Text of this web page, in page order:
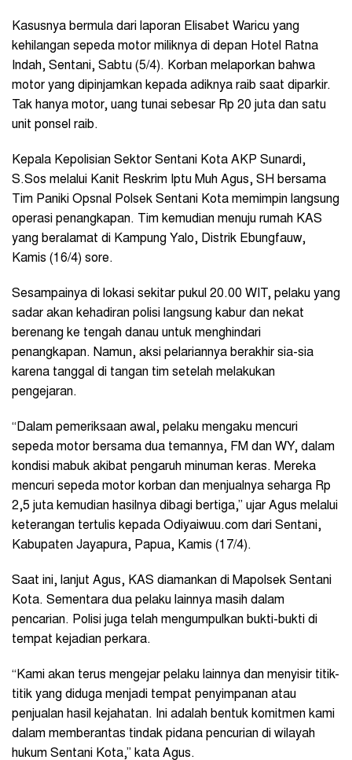
Kasusnya bermula dari laporan Elisabet Waricu yang
kehilangan sepeda motor miliknya di depan Hotel Ratna
Indah, Sentani, Sabtu (5/4). Korban melaporkan bahwa
motor yang dipinjamkan kepada adiknya raib saat diparkir.
Tak hanya motor, uang tunai sebesar Rp 20 juta dan satu
unit ponsel raib.
Kepala Kepolisian Sektor Sentani Kota AKP Sunardi,
S.Sos melalui Kanit Reskrim Iptu Muh Agus, SH bersama
Tim Paniki Opsnal Polsek Sentani Kota memimpin langsung
operasi penangkapan. Tim kemudian menuju rumah KAS
yang beralamat di Kampung Yalo, Distrik Ebungfauw,
Kamis (16/4) sore.
Sesampainya di lokasi sekitar pukul 20.00 WIT, pelaku yang
sadar akan kehadiran polisi langsung kabur dan nekat
berenang ke tengah danau untuk menghindari
penangkapan. Namun, aksi pelariannya berakhir sia-sia
karena tanggal di tangan tim setelah melakukan
pengejaran.
“Dalam pemeriksaan awal, pelaku mengaku mencuri
sepeda motor bersama dua temannya, FM dan WY, dalam
kondisi mabuk akibat pengaruh minuman keras. Mereka
mencuri sepeda motor korban dan menjualnya seharga Rp
2,5 juta kemudian hasilnya dibagi bertiga,” ujar Agus melalui
keterangan tertulis kepada Odiyaiwuu.com dari Sentani,
Kabupaten Jayapura, Papua, Kamis (17/4).
Saat ini, lanjut Agus, KAS diamankan di Mapolsek Sentani
Kota. Sementara dua pelaku lainnya masih dalam
pencarian. Polisi juga telah mengumpulkan bukti-bukti di
tempat kejadian perkara.
“Kami akan terus mengejar pelaku lainnya dan menyisir titik-
titik yang diduga menjadi tempat penyimpanan atau
penjualan hasil kejahatan. Ini adalah bentuk komitmen kami
dalam memberantas tindak pidana pencurian di wilayah
hukum Sentani Kota,” kata Agus.